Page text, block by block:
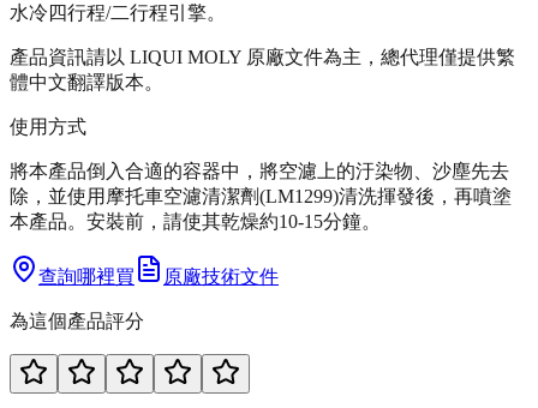
水冷四行程/二行程引擎。
產品資訊請以 LIQUI MOLY 原廠文件為主，總代理僅提供繁
體中文翻譯版本。
使用方式
將本產品倒入合適的容器中，將空濾上的汙染物、沙塵先去
除，並使用摩托車空濾清潔劑(LM1299)清洗揮發後，再噴塗
本產品。安裝前，請使其乾燥約10-15分鐘。
查詢哪裡買 原廠技術文件
為這個產品評分